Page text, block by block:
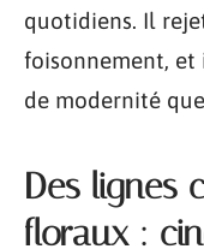
quotidiens. Il
foisonnement, et
de modernité
Des lignes
floraux :